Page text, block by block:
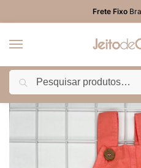
Frete Fixo
Início PROMO / Macacão/